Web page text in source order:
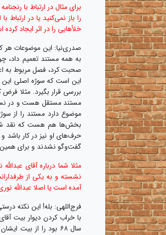
برای مثال در ارتباط با
خلأهایی را در اثر ایجاد
صدری‌نیا: این موضوعات هر
به همه مستند تعمیم داد،
این است که سوژه اصلی این
موضوع دارد مستند را از
بخش‌ها هم هست که نقد
حرف‌های او نیز در کار باشد
گفت‌وگو نشدند و برای
مثلا شما درباره آقای
نشسته و به یکی از
آمده است یا اصلا عبدالله
فرج‌اللهی: بله! این نکته
سال ۶۸ بود را از